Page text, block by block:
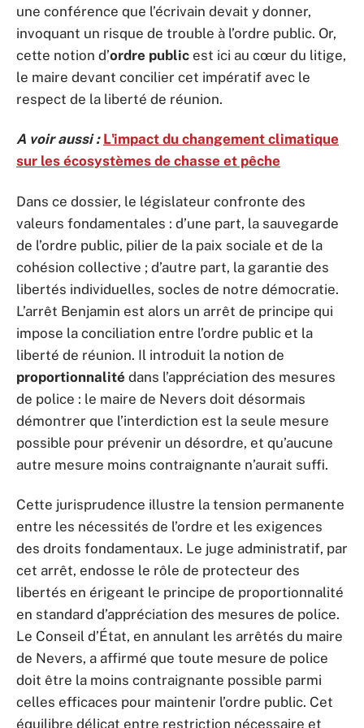
une conférence que l’écrivain devait y donner,
invoquant un risque de trouble à l’ordre public. Or,
cette notion d’ordre public est ici au cœur du litige,
le maire devant concilier cet impératif avec le
respect de la liberté de réunion.
A voir aussi : L'impact du changement climatique
sur les écosystèmes de chasse et pêche
Dans ce dossier, le législateur confronte des
valeurs fondamentales : d’une part, la sauvegarde
de l’ordre public, pilier de la paix sociale et de la
cohésion collective ; d’autre part, la garantie des
libertés individuelles, socles de notre démocratie.
L’arrêt Benjamin est alors un arrêt de principe qui
impose la conciliation entre l’ordre public et la
liberté de réunion. Il introduit la notion de
proportionnalité dans l’appréciation des mesures
de police : le maire de Nevers doit désormais
démontrer que l’interdiction est la seule mesure
possible pour prévenir un désordre, et qu’aucune
autre mesure moins contraignante n’aurait suffi.
Cette jurisprudence illustre la tension permanente
entre les nécessités de l’ordre et les exigences
des droits fondamentaux. Le juge administratif, par
cet arrêt, endosse le rôle de protecteur des
libertés en érigeant le principe de proportionnalité
en standard d’appréciation des mesures de police.
Le Conseil d’État, en annulant les arrêtés du maire
de Nevers, a affirmé que toute mesure de police
doit être la moins contraignante possible parmi
celles efficaces pour maintenir l’ordre public. Cet
équilibre délicat entre restriction nécessaire et